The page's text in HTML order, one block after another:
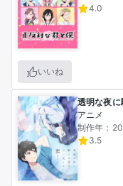
・碧野圭「凜として
・川野ようぶんどう
・廾之「午前5時のレ
・久真やすひさ「ダ
マのみ有り
・黒留ハガネ／飴井
・胡原おみ「ふたり
・7Liquid「なにも
り
・染谷みのる「刷っ
4.0
いいね
透明な夜に
アニメ
制作年：
3.5